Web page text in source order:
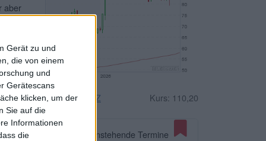
Gerät zu und
die von einem
und
Gerätescans
klicken, um der
Sie auf die
Informationen
die
aber
und
Das
Drägerwerk VZ Kurs: 110,20
Anstehende Termine